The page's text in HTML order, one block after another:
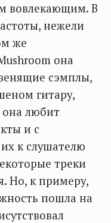
вовлекающим. В
нежели
же
она
сэмплы,
гитару,
любит
и с
к слушателю
треки
Но, к примеру,
пошла на